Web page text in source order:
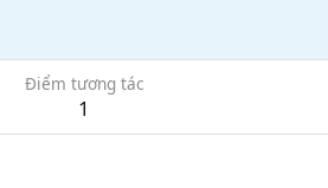
Điểm tương tác
1